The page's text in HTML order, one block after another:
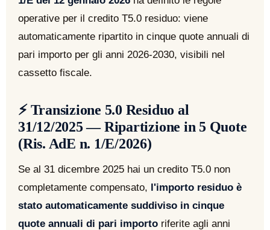
operative per il credito T5.0 residuo: viene
automaticamente ripartito in cinque quote annuali di
pari importo per gli anni 2026-2030, visibili nel
cassetto fiscale.
⚡ Transizione 5.0 Residuo al
31/12/2025 — Ripartizione in 5 Quote
(Ris. AdE n. 1/E/2026)
Se al 31 dicembre 2025 hai un credito T5.0 non
completamente compensato, l'importo residuo è
stato automaticamente suddiviso in cinque
quote annuali di pari importo riferite agli anni